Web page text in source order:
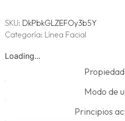
SKU: DkPbkGLZEFOy3b5Y
Categoría: Línea Facial
Loading...
Modo de
Principios